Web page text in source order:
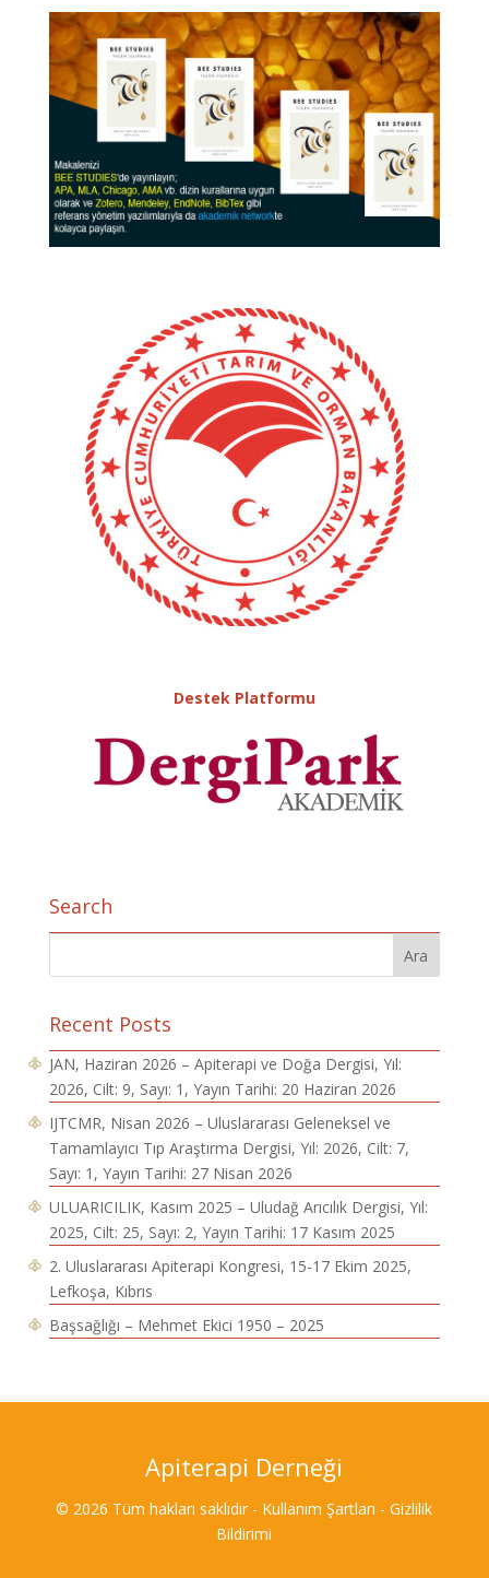
Destek Platformu
Search
Recent Posts
JAN, Haziran 2026 – Apiterapi ve Doğa Dergisi, Yıl:
2026, Cilt: 9, Sayı: 1, Yayın Tarihi: 20 Haziran 2026
IJTCMR, Nisan 2026 – Uluslararası Geleneksel ve
Tamamlayıcı Tıp Araştırma Dergisi, Yıl: 2026, Cilt: 7,
Sayı: 1, Yayın Tarihi: 27 Nisan 2026
ULUARICILIK, Kasım 2025 – Uludağ Arıcılık Dergisi, Yıl:
2025, Cilt: 25, Sayı: 2, Yayın Tarihi: 17 Kasım 2025
2. Uluslararası Apiterapi Kongresi, 15-17 Ekim 2025,
Lefkoşa, Kıbrıs
Başsağlığı – Mehmet Ekici 1950 – 2025
Apiterapi Derneği
© 2026 Tüm hakları saklıdır - Kullanım Şartları - Gizlilik
Bildirimi